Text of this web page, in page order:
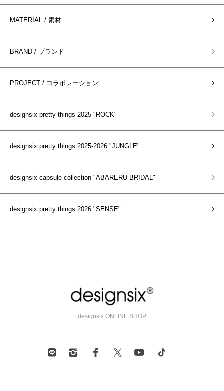
MATERIAL / 素材
BRAND / ブランド
PROJECT / コラボレーション
designsix pretty things 2025 "ROCK"
designsix pretty things 2025-2026 "JUNGLE"
designsix capsule collection "ABARERU BRIDAL"
designsix pretty things 2026 "SENSE"
designsix ONLINE SHOP